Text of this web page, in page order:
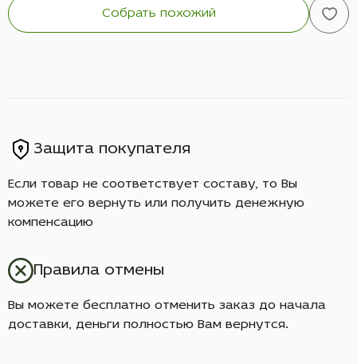
Собрать похожий
Защита покупателя
Если товар не соответствует составу, то Вы
можете его вернуть или получить денежную
компенсацию
Правила отмены
Вы можете бесплатно отменить заказ до начала
доставки, деньги полностью Вам вернутся.